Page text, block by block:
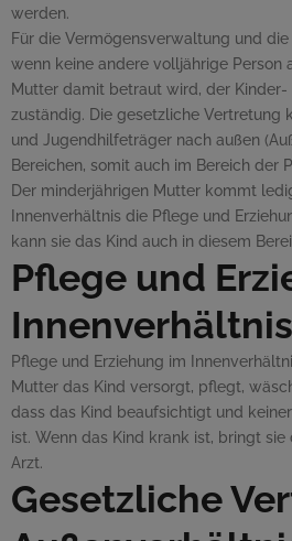
werden.
Für die Vermögensverwaltung und
wenn keine andere volljährige Person
Mutter damit betraut wird, der
zuständig. Die gesetzliche Vertretung
und Jugendhilfeträger nach außen
Bereichen, somit auch im Bereich der
Der minderjährigen Mutter kommt
Innenverhältnis die Pflege und
kann sie das Kind auch in diesem
Pflege und
Innenverhältnis
Pflege und Erziehung im
Mutter das Kind versorgt, pflegt,
dass das Kind beaufsichtigt und
ist. Wenn das Kind krank ist, bringt
Arzt.
Gesetzliche